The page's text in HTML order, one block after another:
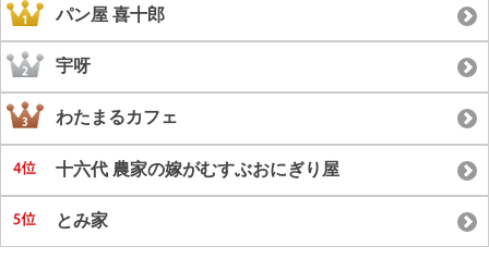
パン屋 喜十郎
宇呀
わたまるカフェ
十六代 農家の嫁がむすぶおにぎり屋
とみ家